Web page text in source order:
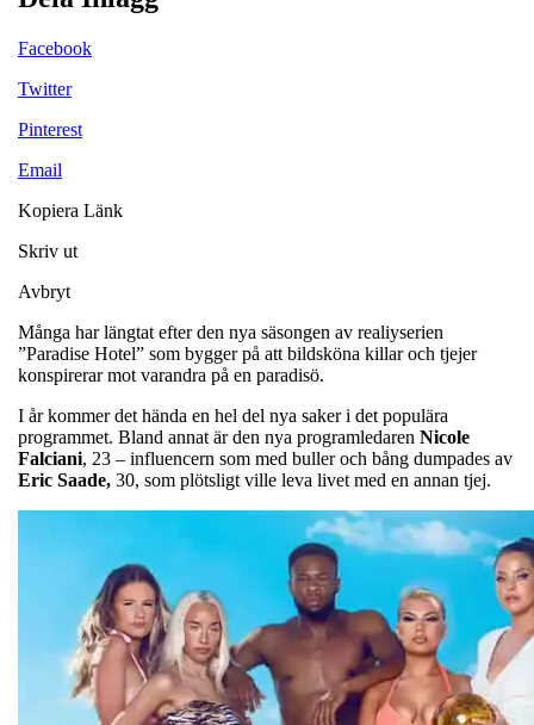
Facebook
Twitter
Pinterest
Email
Kopiera Länk
Skriv ut
Avbryt
Många har längtat efter den nya säsongen av realiyserien
”Paradise Hotel” som bygger på att bildsköna killar och tjejer
konspirerar mot varandra på en paradisö.
I år kommer det hända en hel del nya saker i det populära
programmet. Bland annat är den nya programledaren Nicole
Falciani, 23 – influencern som med buller och bång dumpades av
Eric Saade, 30, som plötsligt ville leva livet med en annan tjej.